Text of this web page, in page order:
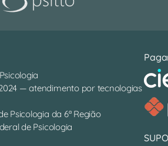
— atendimento por tecnologias
Psicologia da 6ª Região
de Psicologia